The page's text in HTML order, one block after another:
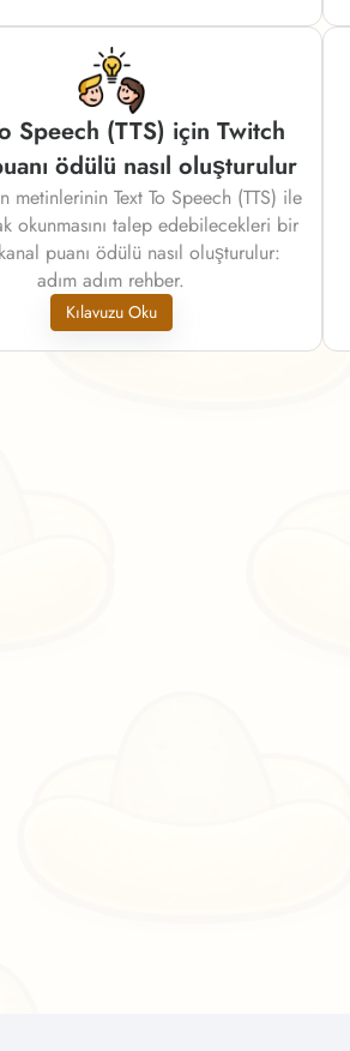
Speech (TTS) için Twitch
ödülü nasıl oluşturulur
metinlerinin Text To Speech (TTS) ile
okunmasını talep edebilecekleri bir
puanı ödülü nasıl oluşturulur:
adım adım rehber.
Kılavuzu Oku